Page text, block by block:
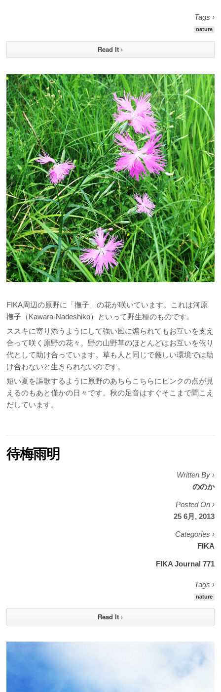
Tags ›
nature
Read It ›
FIKA周辺の原野に「撫子」の花が咲いています。これは河原
撫子（Kawara-Nadeshiko）といって野生種のものです。
ススキに寄り添うようにして強い風に煽られてもお互いを支え
合って咲く原野の花々。野の山野草のほとんどはお互いを依り
代として助け合っています。草も人と同じで厳しい環境では助
け合わないと生きられないのです。
短い夏を謳歌するように原野のあちらこちらにピンクの点が見
えるのもあと僅かの日々です。秋の足音はすぐそこまで聞こえ
だしています。
待梅雨明
Written By ›
ののか
Posted On ›
25 6月, 2013
Categories ›
FIKA
FIKA Journal 771
Tags ›
nature
Read It ›